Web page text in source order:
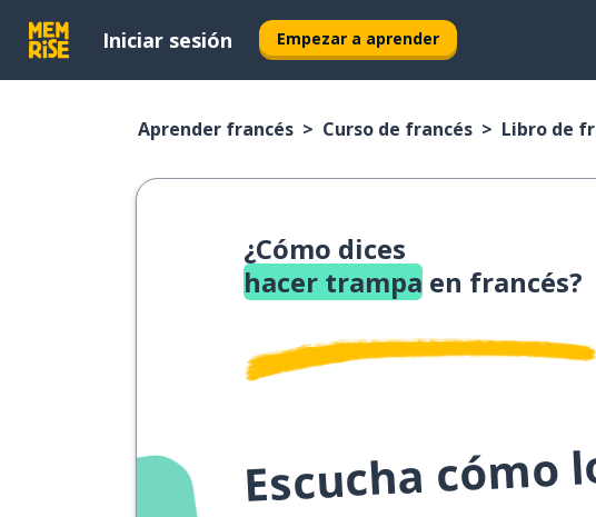
Iniciar sesión Empezar a aprender
Aprender francés Curso de francés Libro de
¿Cómo dices
hacer trampa en francés?
Escucha